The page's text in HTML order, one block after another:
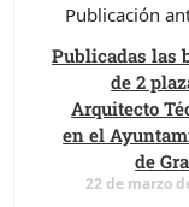
Publicación
Publicadas las
de 2
Arquitecto
en el
de
22 de marzo